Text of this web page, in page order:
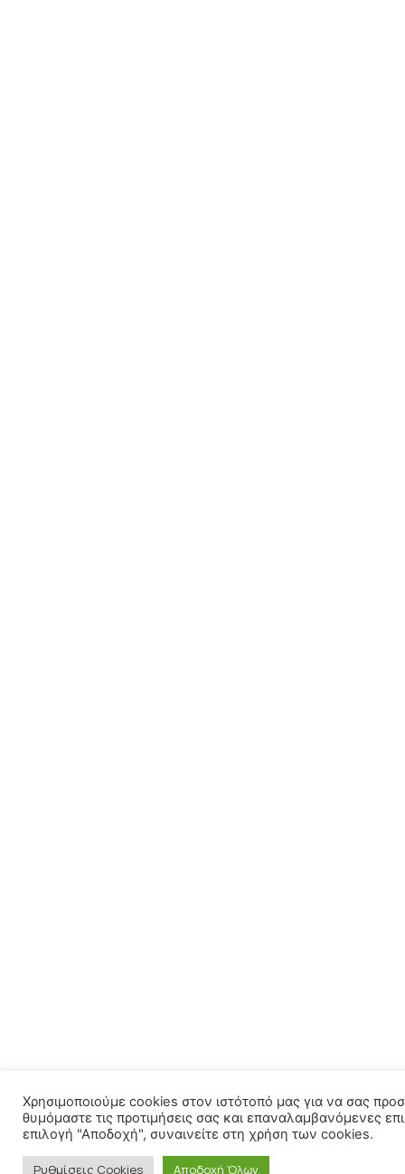
Χρησιμοποιούμε cookies στον ιστότοπό μας για να σας
θυμόμαστε τις προτιμήσεις σας και επαναλαμβανόμενες
επιλογή "Αποδοχή", συναινείτε στη χρήση των cookies.
Ρυθμίσεις Cookies Αποδοχή Όλων